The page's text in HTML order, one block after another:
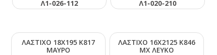
Λ1-026-112 Λ1-020-210
ΛΑΣΤΙΧΟ 18Χ195 Κ817
ΜΑΥΡΟ
ΛΑΣΤΙΧΟ 16Χ2125 Κ846
ΜΧ ΛΕΥΚΟ